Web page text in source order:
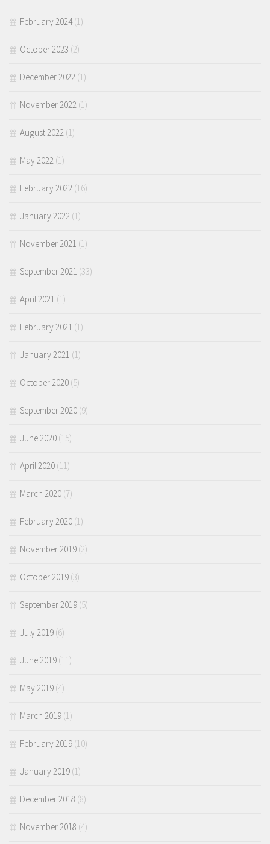
February 2024(1)
October 2023 (2)
December 2022 (1)
November 2022 (1)
August 2022 (1)
May 2022 (1)
February 2022 (16)
January 2022 (1)
November 2021 (1)
September 2021 (33)
April 2021 (1)
February 2021 (1)
January 2021 (1)
October 2020 (5)
September 2020 (9)
June 2020 (15)
April 2020 (11)
March 2020 (7)
February 2020 (1)
November 2019 (2)
October 2019 (3)
September 2019 (5)
July 2019 (6)
June 2019 (11)
May 2019 (4)
March 2019 (1)
February 2019 (10)
January 2019 (1)
December 2018 (8)
November 2018 (4)